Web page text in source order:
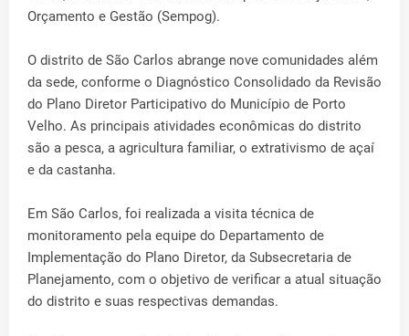
Orçamento e Gestão (Sempog).
O distrito de São Carlos abrange nove comunidades além
da sede, conforme o Diagnóstico Consolidado da Revisão
do Plano Diretor Participativo do Município de Porto
Velho. As principais atividades econômicas do distrito
são a pesca, a agricultura familiar, o extrativismo de açaí
e da castanha.
Em São Carlos, foi realizada a visita técnica de
monitoramento pela equipe do Departamento de
Implementação do Plano Diretor, da Subsecretaria de
Planejamento, com o objetivo de verificar a atual situação
do distrito e suas respectivas demandas.